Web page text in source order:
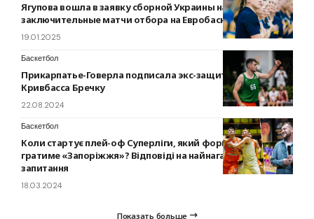
Ягупова вошла в заявку сборной Украины на
заключительные матчи отбора на Евробаскет-2025
19.01.2025
Баскетбол
Прикарпатье-Говерла подписала экс-защитника
Кривбасса Бречку
22.08.2024
Баскетбол
Коли стартує плей-оф Суперліги, який формат та де
гратиме «Запоріжжя»? Відповіді на найнагальніші
запитання
18.03.2024
Показать больше